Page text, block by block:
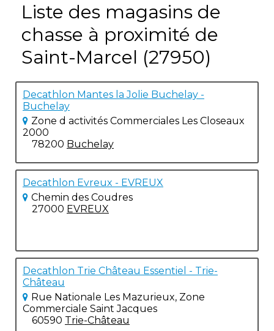
Liste des magasins de
chasse à proximité de
Saint-Marcel (27950)
Decathlon Mantes la Jolie Buchelay -
Buchelay
Zone d activités Commerciales Les Closeaux
2000
78200 Buchelay
Decathlon Evreux - EVREUX
Chemin des Coudres
27000 EVREUX
Decathlon Trie Château Essentiel - Trie-
Château
Rue Nationale Les Mazurieux, Zone
Commerciale Saint Jacques
60590 Trie-Château